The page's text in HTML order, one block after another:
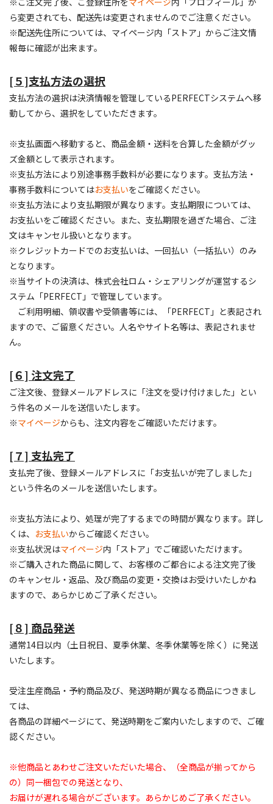
ら変更されても、配送先は変更されませんのでご注意ください。
※配送先住所については、マイページ内「ストア」からご注文情
報毎に確認が出来ます。
[５]支払方法の選択
支払方法の選択は決済情報を管理しているPERFECTシステムへ移
動してから、選択をしていただきます。
※支払画面へ移動すると、商品金額・送料を合算した金額がグッ
ズ金額として表示されます。
※支払方法により別途事務手数料が必要になります。支払方法・
事務手数料についてはお支払いをご確認ください。
※支払方法により支払期限が異なります。支払期限については、
お支払いをご確認ください。また、支払期限を過ぎた場合、ご注
文はキャンセル扱いとなります。
※クレジットカードでのお支払いは、一回払い（一括払い）のみ
となります。
※当サイトの決済は、株式会社ロム・シェアリングが運営するシ
ステム「PERFECT」で管理しています。
ご利用明細、領収書や受領書等には、「PERFECT」と表記され
ますので、ご留意ください。人名やサイト名等は、表記されませ
ん。
[６] 注文完了
ご注文後、登録メールアドレスに「注文を受け付けました」とい
う件名のメールを送信いたします。
※マイページからも、注文内容をご確認いただけます。
[７] 支払完了
支払完了後、登録メールアドレスに「お支払いが完了しました」
という件名のメールを送信いたします。
※支払方法により、処理が完了するまでの時間が異なります。詳し
くは、 お支払いからご確認ください。
※支払状況はマイページ内「ストア」でご確認いただけます。
※ご購入された商品に関して、お客様のご都合による注文完了後
のキャンセル・返品、及び商品の変更・交換はお受けいたしかね
ますので、あらかじめご了承ください。
[８] 商品発送
通常14日以内（土日祝日、夏季休業、冬季休業等を除く）に発送
いたします。
受注生産商品・予約商品及び、発送時期が異なる商品につきまし
ては、
各商品の詳細ページにて、発送時期をご案内いたしますので、ご確
認ください。
※他商品とあわせご注文いただいた場合、（全商品が揃ってから
の）同一梱包での発送となり、
お届けが遅れる場合がございます。あらかじめご了承ください。